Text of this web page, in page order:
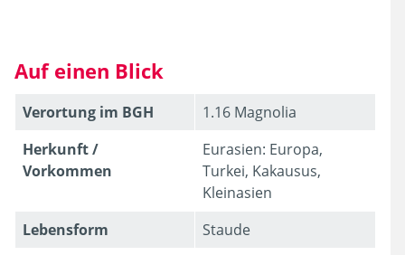
Auf einen Blick
Verortung im BGH
1.16 Magnolia
Herkunft /
Vorkommen
Eurasien: Europa,
Turkei, Kakausus,
Kleinasien
Lebens­form
Staude